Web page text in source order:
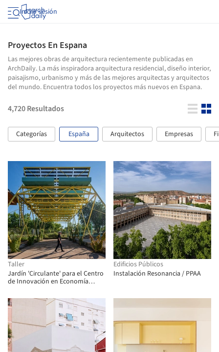
Iniciar sesión
Proyectos En Espana
Las mejores obras de arquitectura recientemente publicadas en
ArchDaily. La más inspiradora arquitectura residencial, diseño interior,
paisajismo, urbanismo y más de las mejores arquitectas y arquitectos
del mundo. Encuentra todos los proyectos más nuevos en Espana.
4,720Resultados
Categorías España Arquitectos Empresas
Taller
Jardín 'Circulante' para el Centro
de Innovación en Economía
Edificios Públicos
Instalación Resonancia / PPAA